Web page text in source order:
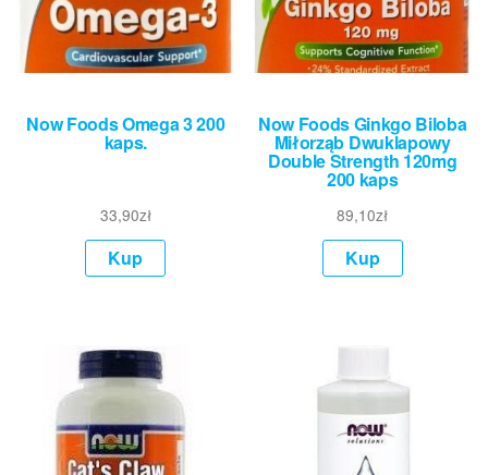
Now Foods Omega 3 200
kaps.
33,90zł
Kup
Now Foods Ginkgo Biloba
Miłorząb Dwuklapowy
Double Strength 120mg
200 kaps
89,10zł
Kup